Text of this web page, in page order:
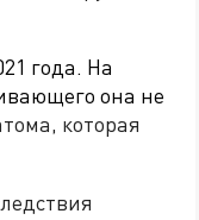
года. На
она не
которая